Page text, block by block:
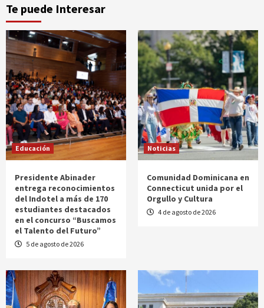
Te puede Interesar
Educación
Presidente Abinader
entrega reconocimientos
del Indotel a más de 170
estudiantes destacados
en el concurso “Buscamos
el Talento del Futuro”
5 de agosto de 2026
Noticias
Comunidad Dominicana en
Connecticut unida por el
Orgullo y Cultura
4 de agosto de 2026